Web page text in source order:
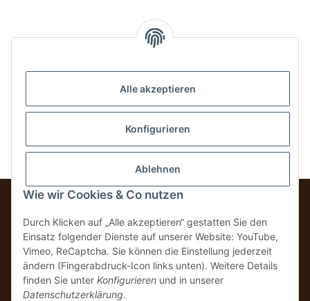
Alle akzeptieren
Konfigurieren
Ablehnen
Wie wir Cookies & Co nutzen
Durch Klicken auf „Alle akzeptieren“ gestatten Sie den
Einsatz folgender Dienste auf unserer Website: YouTube,
Vimeo, ReCaptcha. Sie können die Einstellung jederzeit
ändern (Fingerabdruck-Icon links unten). Weitere Details
finden Sie unter Konfigurieren und in unserer
Datenschutzerklärung.
Verwaltung
Vertrag widerrufen
* Alle Preise inkl. gesetzlicher USt., zzgl.Versand